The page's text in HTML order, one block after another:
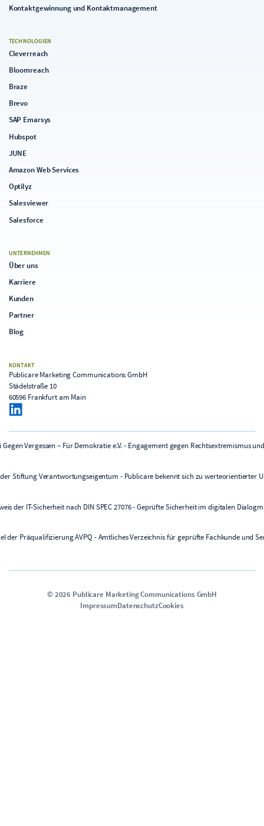
Kontaktgewinnung und Kontaktmanagement
TECHNOLOGIEN
Cleverreach
Bloomreach
Braze
Brevo
SAP Emarsys
Hubspot
JUNE
Amazon Web Services
Optilyz
Salesviewer
Salesforce
UNTERNEHMEN
Über uns
Karriere
Kunden
Partner
Blog
KONTAKT
Publicare Marketing Communications GmbH
Städelstraße 10
60596 Frankfurt am Main
© 2026 Publicare Marketing Communications GmbH
ImpressumDatenschutzCookies